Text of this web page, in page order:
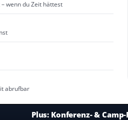
wenn du Zeit hättest
abrufbar
Plus: Konferenz- &